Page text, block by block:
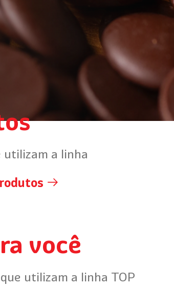
utilizam a linha
você
utilizam a linha TOP